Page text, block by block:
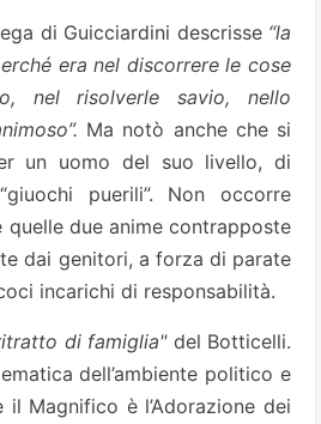
di Guicciardini descrisse “la
era nel discorrere le cose
nel risolverle savio, nello
Ma notò anche che si
un uomo del suo livello, di
puerili”. Non occorre
quelle due anime contrapposte
dai genitori, a forza di parate
incarichi di responsabilità.
di famiglia"del Botticelli.
dell’ambiente politico e
Magnifico è l’Adorazione dei